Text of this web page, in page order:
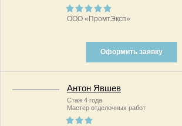
ООО «ПромтЭксп»
Оформить заявку
Антон Явшев
Стаж 4 года
Мастер отделочных работ